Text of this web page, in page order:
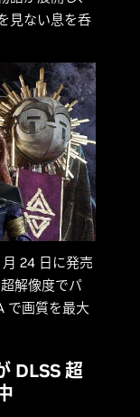
見ない息を呑
月 24 日に発売
解像度でパ
で画質を最大
DLSS 超